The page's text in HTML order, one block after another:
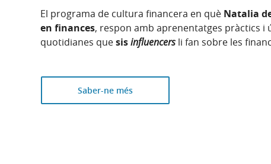
El programa de cultura financera en què Natalia
en finances, respon amb aprenentatges pràctics i
quotidianes quesisinfluencers li fan sobre les
Saber-ne més